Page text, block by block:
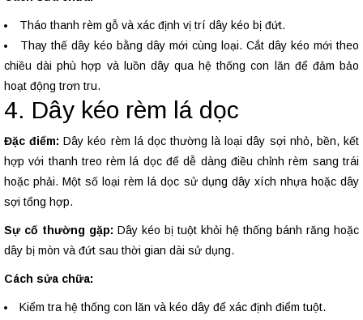
Tháo thanh rèm gỗ và xác định vị trí dây kéo bị đứt.
Thay thế dây kéo bằng dây mới cùng loại. Cắt dây kéo mới theo
chiều dài phù hợp và luồn dây qua hệ thống con lăn để đảm bảo
hoạt động trơn tru.
4. Dây kéo rèm lá dọc
Đặc điểm: Dây kéo rèm lá dọc thường là loại dây sợi nhỏ, bền, kết
hợp với thanh treo rèm lá dọc để dễ dàng điều chỉnh rèm sang trái
hoặc phải. Một số loại rèm lá dọc sử dụng dây xích nhựa hoặc dây
sợi tổng hợp.
Sự cố thường gặp: Dây kéo bị tuột khỏi hệ thống bánh răng hoặc
dây bị mòn và đứt sau thời gian dài sử dụng.
Cách sửa chữa:
Kiểm tra hệ thống con lăn và kéo dây để xác định điểm tuột.